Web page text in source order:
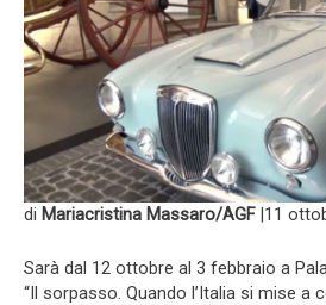
di Mariacristina Massaro/AGF 11
Sarà dal 12 ottobre al 3 febbraio a
“Il sorpasso. Quando l’Italia si mise a